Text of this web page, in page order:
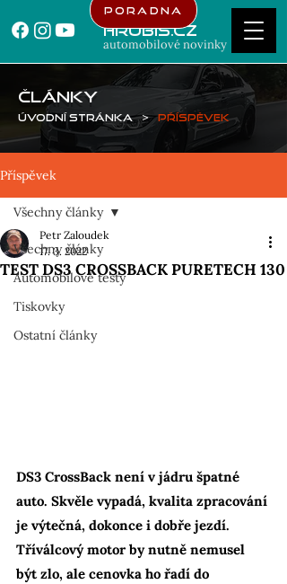
Hrubis.cz
automobilové novinky
Poradna
ČLÁNKY
Úvodní stránka > Příspěvek
Příspěvek
Všechny články
Automobilové testy
Tiskovky
Ostatní články
Všechny články
TEST DS3 CROSSBACK PURETECH 130
Petr Zaloudek
17. 3. 2022
DS3 CrossBack není v jádru špatné
auto. Skvěle vypadá, kvalita zpracování
je výtečná, dokonce i dobře jezdí.
Tříválcový motor by nutně nemusel
být zlo, ale cenovka ho řadí do